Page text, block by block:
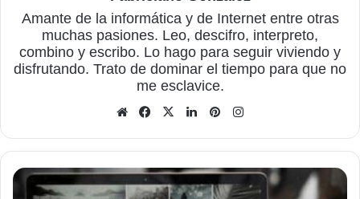
Amante de la informática y de Internet entre otras
muchas pasiones. Leo, descifro, interpreto,
combino y escribo. Lo hago para seguir viviendo y
disfrutando. Trato de dominar el tiempo para que no
me esclavice.
Sitio
Facebook
X LinkedInPinterest
Google